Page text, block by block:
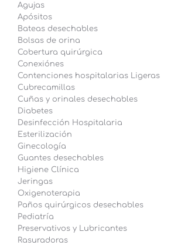
Agujas
Apósitos
Bateas desechables
Bolsas de orina
Cobertura quirúrgica
Conexiónes
Contenciones hospitalarias Ligeras
Cubrecamillas
Cuñas y orinales desechables
Diabetes
Desinfección Hospitalaria
Esterilización
Ginecología
Guantes desechables
Higiene Clínica
Jeringas
Oxigenoterapia
Paños quirúrgicos desechables
Pediatría
Preservativos y Lubricantes
Rasuradoras